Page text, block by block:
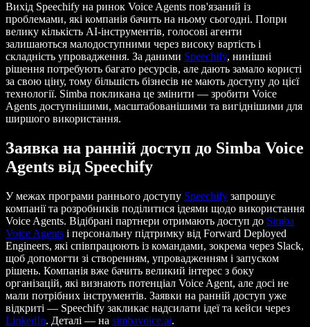
Вихід Speechify на ринок Voice Agents пов'язаний із
проблемами, які компанія бачить на ньому сьогодні. Попри
велику кількість AI-інструментів, голосові агенти
залишаються малодоступними через високу вартість і
складність упровадження. За даними Speechify, нинішні
рішення потребують багато ресурсів, але дають замало користі
за свою ціну, тому більшість бізнесів не мають доступу до цієї
технології. Simba покликана це змінити — зробити Voice
Agents доступнішими, масштабованішими та вигіднішими для
ширшого використання.
Заявка на ранній доступ до Simba Voice
Agents від Speechify
У межах програми раннього доступу Speechify запрошує
компанії та розробників поділитися ідеями щодо використання
Voice Agents. Відібрані партнери отримають доступ до Simba
Voice Agents і персональну підтримку від Forward Deployed
Engineers, які співпрацюють із командами, зокрема через Slack,
щоб допомогти зі створенням, упровадженням і запуском
рішень. Компанія вже бачить великий інтерес з боку
організацій, які визнають потенціал Voice Agent, але досі не
мали потрібних інструментів. Заявки на ранній доступ уже
відкриті — Speechify закликає надсилати ідеї та кейси через
LinkedIn. Деталі — на simbavoice.ai.